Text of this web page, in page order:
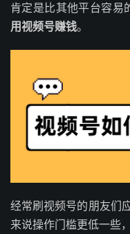
肯定是比其他平台容易
用视频号赚钱。
经常刷视频号的朋友们
来说操作门槛更低一些